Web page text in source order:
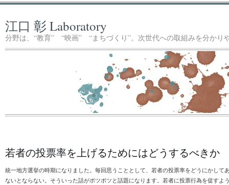
江口 彰 Laboratory
分野は、“教育” “映画” “まちづくり”。次世代への取組みを分かり
若者の投票率を上げるためにはどうするべきか
統一地方選挙の時期になりました。毎回思うこととして、若者の投票率をどうにかして
ないとならない。そういった話がポツポツと話題になります。若者に投票行為を促すよ